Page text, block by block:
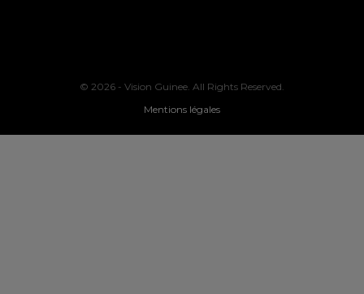
© 2026 - Vision Guinee. All Rights Reserved.
Mentions légales